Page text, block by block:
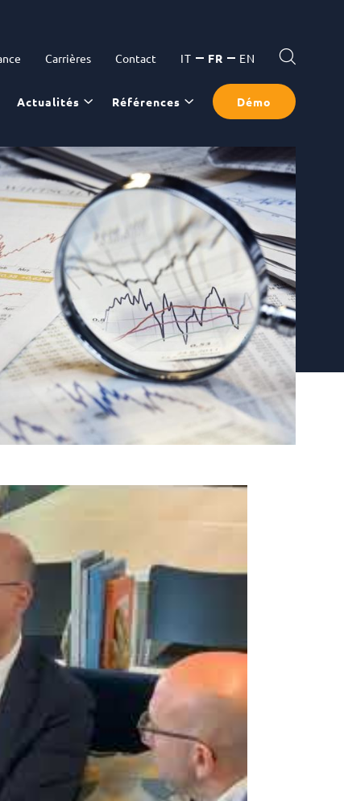
Carrières Contact IT FR EN
Actualités Références Démo